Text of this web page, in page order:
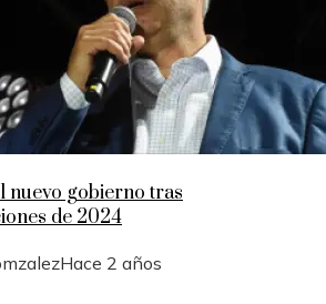
nuevo gobierno tras
de 2024
Hace 2 años